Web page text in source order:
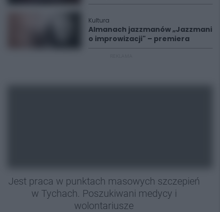
Kultura
Almanach jazzmanów „Jazzmani
o improwizacji" – premiera
Jest praca w punktach masowych szczepień
w Tychach. Poszukiwani medycy i
wolontariusze